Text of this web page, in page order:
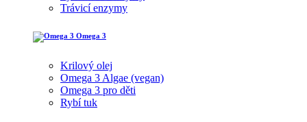
Trávicí enzymy
Omega 3
Krilový olej
Omega 3 Algae (vegan)
Omega 3 pro děti
Rybí tuk